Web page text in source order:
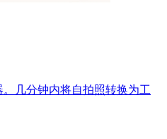
几分钟内将自拍照转换为工